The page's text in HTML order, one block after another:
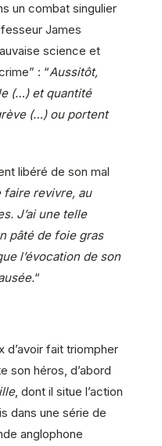
un combat singulier
James
science et
: “Aussitôt,
(…) et quantité
(…) ou portent
libéré de son mal
faire revivre, au
J’ai une telle
pâté de foie gras
l’évocation de son
“
d’avoir fait triompher
son héros, d’abord
, dont il situe l’action
dans une série de
anglophone